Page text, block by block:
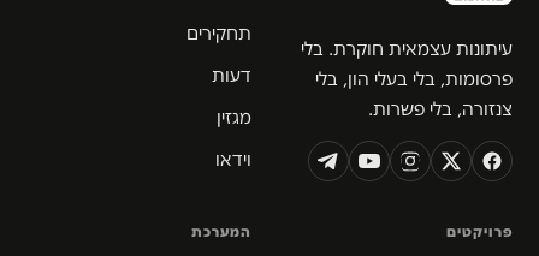
עיתונות עצמאית חוקרת. בלי
פרסומות, בלי בעלי הון, בלי
צנזורה, בלי פשרות.
תחקירים
דעות
מגזין
וידאו
פרויקטים המערכת